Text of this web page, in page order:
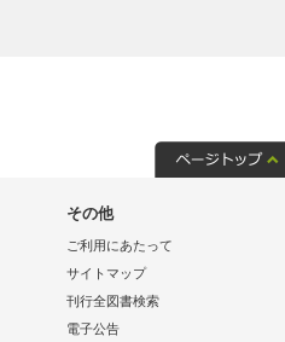
その他
ご利用にあたって
サイトマップ
刊行全図書検索
電子公告